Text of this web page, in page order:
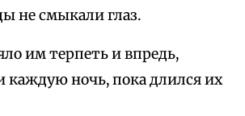
не смыкали глаз.
им терпеть и впредь,
каждую ночь, пока длился их